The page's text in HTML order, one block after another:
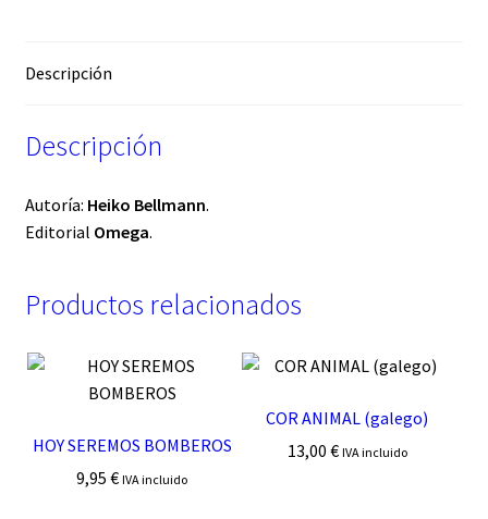
Descripción
Descripción
Autoría: Heiko Bellmann.
Editorial Omega.
Productos relacionados
HOY SEREMOS BOMBEROS
9,95€ IVA incluido
COR ANIMAL (galego)
13,00 € IVA incluido